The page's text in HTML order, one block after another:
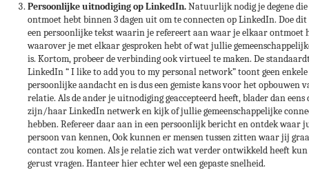
Persoonlijke uitnodiging op LinkedIn.Natuurlijk nodig je degene die
ontmoet hebt binnen 3 dagen uit om te connecten op LinkedIn. Doe
een persoonlijke tekst waarin je refereert aan waar je elkaar ontmoet
waarover je met elkaar gesproken hebt of wat jullie
is. Kortom, probeer de verbinding ook virtueel te maken. De
LinkedIn “ I like to add you to my personal network” toont geen enkele
persoonlijke aandacht en is dus een gemiste kans voor het opbouwen
relatie. Als de ander je uitnodiging geaccepteerd heeft, blader dan eens
zijn/haar LinkedIn netwerk en kijk of jullie gemeenschappelijke
hebben. Refereer daar aan in een persoonlijk bericht en ontdek waar
persoon van kennen, Ook kunnen er mensen tussen zitten waar jij
contact zou komen. Als je relatie zich wat verder ontwikkeld heeft
gerust vragen. Hanteer hier echter wel een gepaste snelheid.